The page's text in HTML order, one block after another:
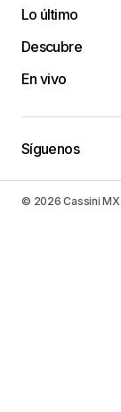
Lo último
Descubre
En vivo
Síguenos
© 2026 Cassini